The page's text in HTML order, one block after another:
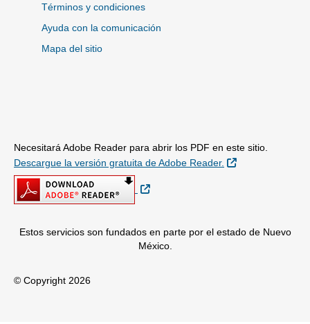
Términos y condiciones
Ayuda con la comunicación
Mapa del sitio
Necesitará Adobe Reader para abrir los PDF en este sitio.
Descargue la versión gratuita de Adobe Reader.
Sitio Externo
Sitio Externo
Estos servicios son fundados en parte por el estado de Nuevo
México.
© Copyright 2026